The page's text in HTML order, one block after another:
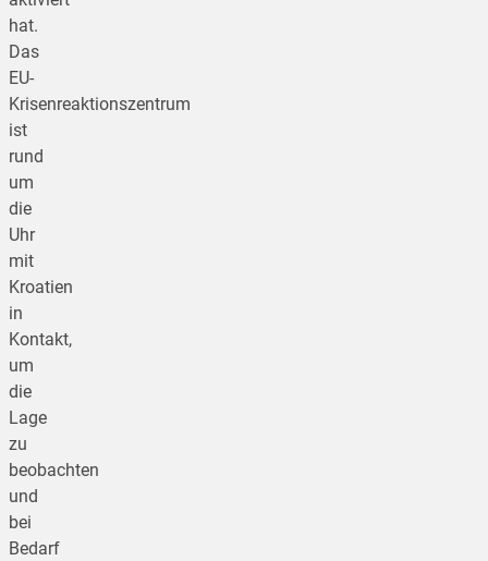
hat.
Das
EU-
Krisenreaktionszentrum
ist
rund
um
die
Uhr
mit
Kroatien
in
Kontakt,
um
die
Lage
zu
beobachten
und
bei
Bedarf